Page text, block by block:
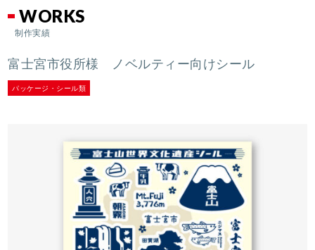
WORKS
制作実績
富士宮市役所様 ノベルティー向けシール
パッケージ・シール類